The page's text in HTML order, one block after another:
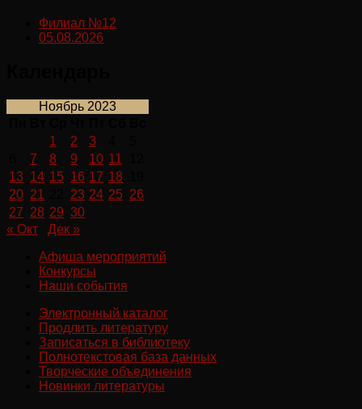
Филиал №12
05.08.2026
Ноябрь 2023
1
2 3
7 8 9 10 11
13 14 15 16 17 18
20 21 23 24 25 26
27 28 29 30
« Окт
Дек »
Афиша мероприятий
Конкурсы
Наши события
Электронный каталог
Продлить литературу
Записаться в библиотеку
Полнотекстовая база данных
Творческие объединения
Новинки литературы